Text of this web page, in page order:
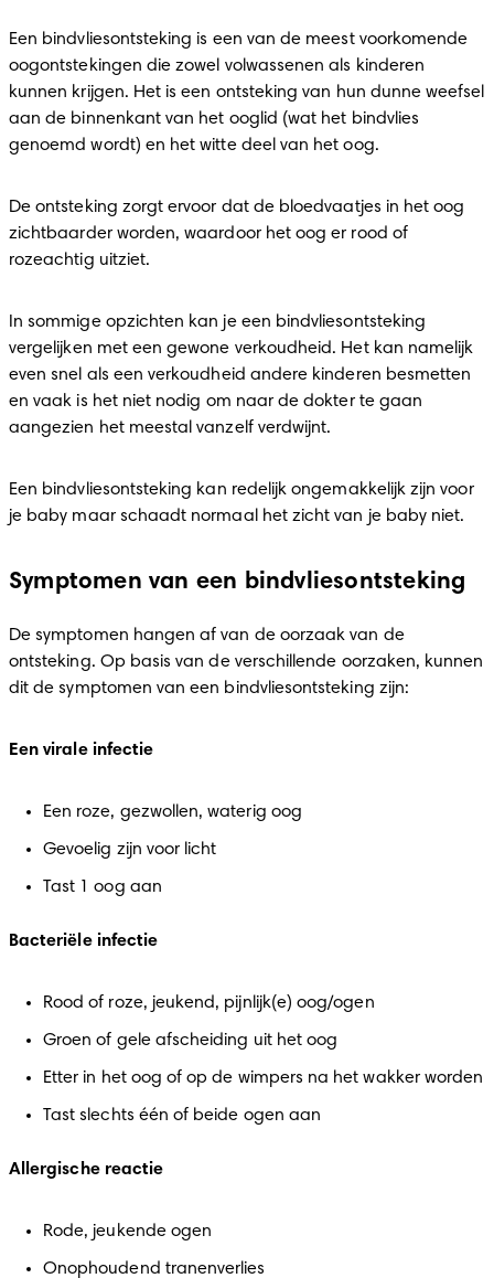
Een bindvliesontsteking is een van de meest voorkomende
oogontstekingen die zowel volwassenen als kinderen
kunnen krijgen. Het is een ontsteking van hun dunne weefsel
aan de binnenkant van het ooglid (wat het bindvlies
genoemd wordt) en het witte deel van het oog.
De ontsteking zorgt ervoor dat de bloedvaatjes in het oog
zichtbaarder worden, waardoor het oog er rood of
rozeachtig uitziet.
In sommige opzichten kan je een bindvliesontsteking
vergelijken met een gewone verkoudheid. Het kan namelijk
even snel als een verkoudheid andere kinderen besmetten
en vaak is het niet nodig om naar de dokter te gaan
aangezien het meestal vanzelf verdwijnt.
Een bindvliesontsteking kan redelijk ongemakkelijk zijn voor
je baby maar schaadt normaal het zicht van je baby niet.
Symptomen van een bindvliesontsteking
De symptomen hangen af van de oorzaak van de
ontsteking. Op basis van de verschillende oorzaken, kunnen
dit de symptomen van een bindvliesontsteking zijn:
Een virale infectie
Een roze, gezwollen, waterig oog
Gevoelig zijn voor licht
Tast 1 oog aan
Bacteriële infectie
Rood of roze, jeukend, pijnlijk(e) oog/ogen
Groen of gele afscheiding uit het oog
Etter in het oog of op de wimpers na het wakker worden
Tast slechts één of beide ogen aan
Allergische reactie
Rode, jeukende ogen
Onophoudend tranenverlies